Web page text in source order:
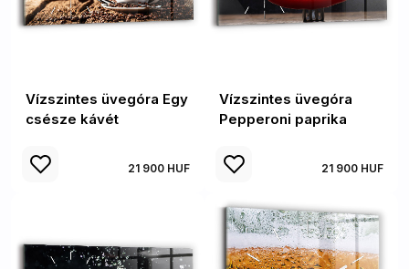
Vízszintes üvegóra Egy
csésze kávét
21 900 HUF
Vízszintes üvegóra
Pepperoni paprika
21 900 HUF